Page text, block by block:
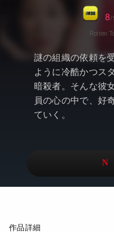
ト
謎の組織の依頼を
ように冷酷かつス
暗殺者。そんな彼
員の心の中で、好
ていく。
作品詳細
8/